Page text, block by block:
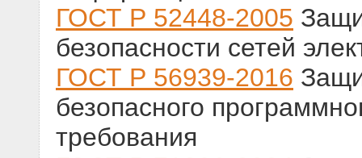
ГОСТ Р 52448-2005
безопасности сетей
ГОСТ Р 56939-2016
безопасного
требования